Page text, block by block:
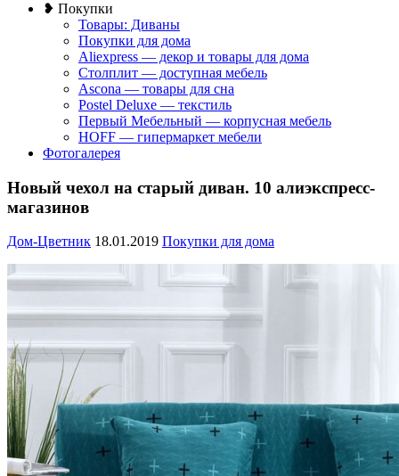
❥ Покупки
Товары: Диваны
Покупки для дома
Aliexpress — декор и товары для дома
Столплит — доступная мебель
Ascona — товары для сна
Postel Deluxe — текстиль
Первый Мебельный — корпусная мебель
HOFF — гипермаркет мебели
Фотогалерея
Новый чехол на старый диван. 10 алиэкспресс-
магазинов
Дом-Цветник 18.01.2019 Покупки для дома